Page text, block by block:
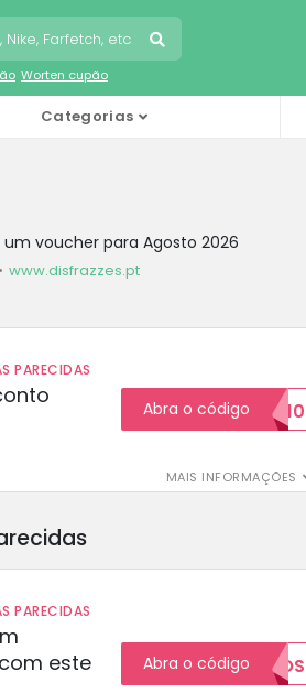
Worten cupão
Categorias
voucher para Agosto 2026
www.disfrazzes.pt
PARECIDAS
MAIS INFORMAÇÕES
Abra o códigoBOM10
PARECIDAS
este
Abra o códigoNOVOS